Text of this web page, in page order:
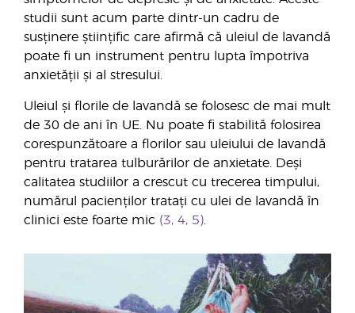
studii sunt acum parte dintr-un cadru de
susținere științific care afirmă că uleiul de lavandă
poate fi un instrument pentru lupta împotriva
anxietății și al stresului.
Uleiul și florile de lavandă se folosesc de mai mult
de 30 de ani în UE. Nu poate fi stabilită folosirea
corespunzătoare a florilor sau uleiului de lavandă
pentru tratarea tulburărilor de anxietate. Deși
calitatea studiilor a crescut cu trecerea timpului,
numărul pacienților tratați cu ulei de lavandă în
clinici este foarte mic (3, 4, 5)